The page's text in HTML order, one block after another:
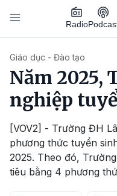
Nhảy đến nội dung
Radio
Giáo dục - Đào tạo
Năm 2025,
nghiệp
[VOV2] - Trường ĐH
phương thức tuyển
2025. Theo đó,
tiêu bằng 4 phương